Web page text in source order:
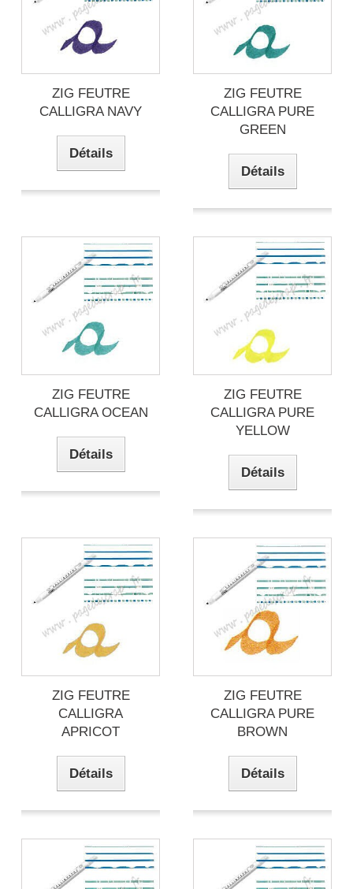
ZIG FEUTRE
CALLIGRA NAVY
Détails
ZIG FEUTRE
CALLIGRA PURE
GREEN
Détails
ZIG FEUTRE
CALLIGRA OCEAN
Détails
ZIG FEUTRE
CALLIGRA PURE
YELLOW
Détails
ZIG FEUTRE
CALLIGRA
APRICOT
Détails
ZIG FEUTRE
CALLIGRA PURE
BROWN
Détails